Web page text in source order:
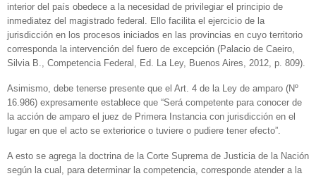
interior del país obedece a la necesidad de privilegiar el principio de
inmediatez del magistrado federal. Ello facilita el ejercicio de la
jurisdicción en los procesos iniciados en las provincias en cuyo territorio
corresponda la intervención del fuero de excepción (Palacio de Caeiro,
Silvia B., Competencia Federal, Ed. La Ley, Buenos Aires, 2012, p. 809).
Asimismo, debe tenerse presente que el Art. 4 de la Ley de amparo (Nº
16.986) expresamente establece que “Será competente para conocer de
la acción de amparo el juez de Primera Instancia con jurisdicción en el
lugar en que el acto se exteriorice o tuviere o pudiere tener efecto”.
A esto se agrega la doctrina de la Corte Suprema de Justicia de la Nación
según la cual, para determinar la competencia, corresponde atender a la